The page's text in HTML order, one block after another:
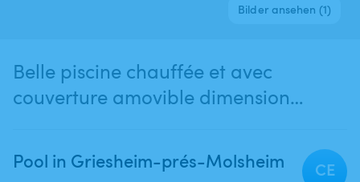
Bilder ansehen (1)
Belle piscine chauffée et avec
couverture amovible dimension
Pool in Griesheim-prés-Molsheim CE